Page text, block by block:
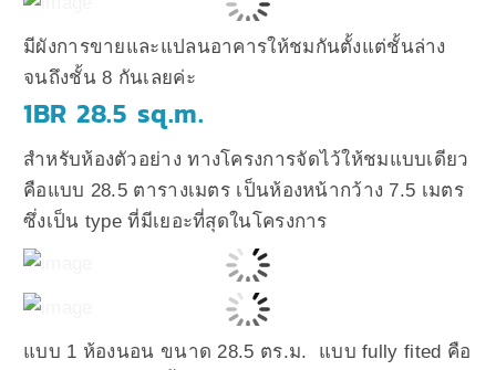
มีผังการขายและแปลนอาคารให้ชมกันตั้งแต่ชั้นล่าง
จนถึงชั้น 8 กันเลยค่ะ
1BR 28.5 sq.m.
สำหรับห้องตัวอย่าง ทางโครงการจัดไว้ให้ชมแบบเดียว
คือแบบ 28.5 ตารางเมตร เป็นห้องหน้ากว้าง 7.5 เมตร
ซึ่งเป็น type ที่มีเยอะที่สุดในโครงการ
แบบ 1 ห้องนอน ขนาด 28.5 ตร.ม. แบบ fully fited คือ